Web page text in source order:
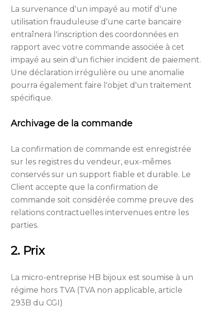
La survenance d'un impayé au motif d'une
utilisation frauduleuse d'une carte bancaire
entraînera l'inscription des coordonnées en
rapport avec votre commande associée à cet
impayé au sein d'un fichier incident de paiement.
Une déclaration irrégulière ou une anomalie
pourra également faire l'objet d'un traitement
spécifique.
Archivage de la commande
La confirmation de commande est enregistrée
sur les registres du vendeur, eux-mêmes
conservés sur un support fiable et durable. Le
Client accepte que la confirmation de
commande soit considérée comme preuve des
relations contractuelles intervenues entre les
parties.
2. Prix
La micro-entreprise HB bijoux est soumise à un
régime hors TVA (TVA non applicable, article
293B du CGI)